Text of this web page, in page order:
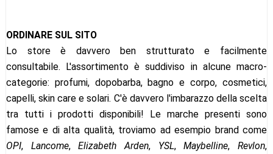
ORDINARE SUL SITO
Lo store è davvero ben strutturato e facilmente
consultabile. L'assortimento è suddiviso in alcune macro-
categorie: profumi, dopobarba, bagno e corpo, cosmetici,
capelli, skin care e solari. C'è davvero l'imbarazzo della scelta
tra tutti i prodotti disponibili! Le marche presenti sono
famose e di alta qualità, troviamo ad esempio brand come
OPI, Lancome,Elizabeth Arden, YSL,Maybelline,Revlon,